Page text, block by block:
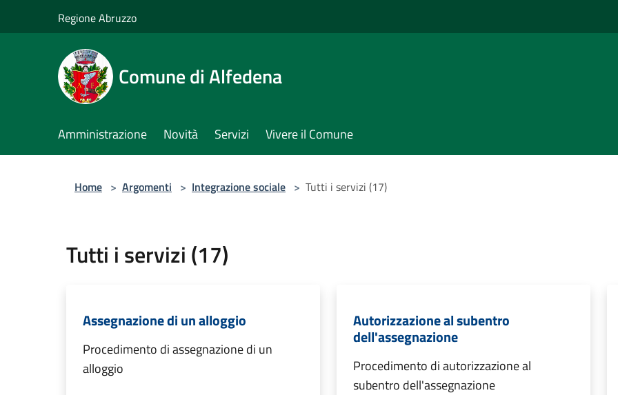
Regione Abruzzo
Comune di Alfedena
Amministrazione Novità Servizi Vivere il Comune
Home > Argomenti > Integrazione sociale > Tutti i servizi (17)
Tutti i servizi (17)
Assegnazione di un alloggio
Procedimento di assegnazione di un
alloggio
Autorizzazione al subentro
dell'assegnazione
Procedimento di autorizzazione al
subentro dell'assegnazione